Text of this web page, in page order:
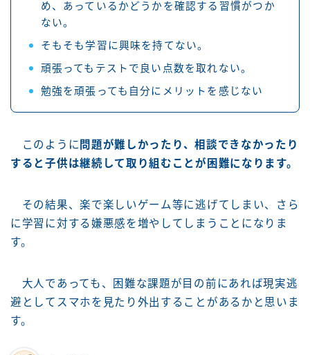
め、あっているかどうかを確認する習慣がつか
ない。
そもそも学習に興味を持てない。
頑張ってもテストで良い点数を取れない。
勉強を頑張っても自分にメリットを感じない
このように 問題が難しかったり、相談できなかったり
すると子供は継続して取り組むことが困難になります。
その結果、楽で楽しいゲーム等に逃げてしまい、さら
に学習に対する嫌悪感を増やしてしまうことになりま
す。
大人であっても、困難な課題が目の前にあれば現実逃
避としてスマホを見たり外出することがあるかと思いま
す。